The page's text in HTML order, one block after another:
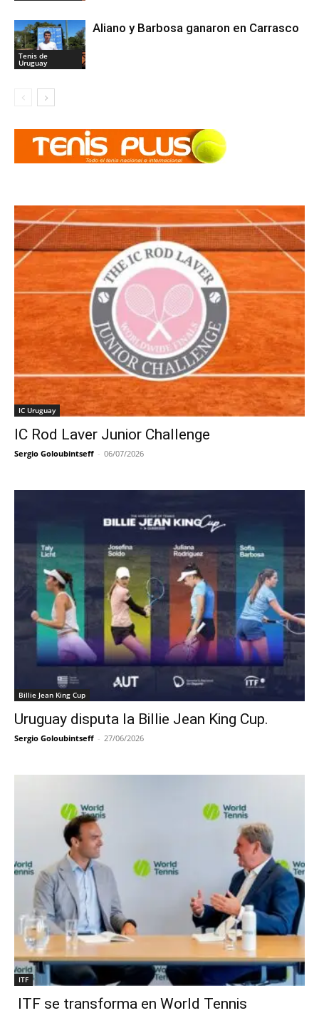
Tenis de
Uruguay
Aliano y Barbosa ganaron en Carrasco
IC Uruguay
IC Rod Laver Junior Challenge
Sergio Goloubintseff - 06/07/2026
Billie Jean King Cup
Uruguay disputa la Billie Jean King Cup.
Sergio Goloubintseff - 27/06/2026
ITF
ITF se transforma en World Tennis